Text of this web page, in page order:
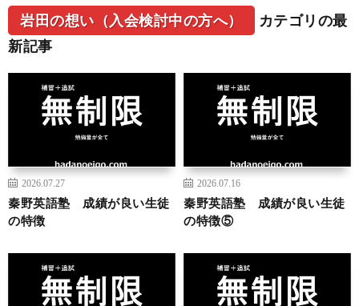
岩田の想い（入会検討中の方へ）
カテゴリの最
新記事
2026.07.27
秦野英語塾 成績が良い生徒
の特徴
2026.07.16
秦野英語塾 成績が良い生徒
の特徴⑤